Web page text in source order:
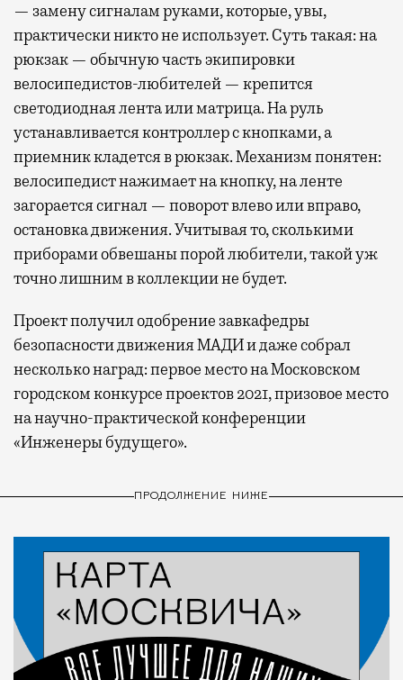
— замену сигналам руками, которые, увы,
практически никто не использует. Суть такая: на
рюкзак — обычную часть экипировки
велосипедистов-любителей — крепится
светодиодная лента или матрица. На руль
устанавливается контроллер с кнопками, а
приемник кладется в рюкзак. Механизм понятен:
велосипедист нажимает на кнопку, на ленте
загорается сигнал — поворот влево или вправо,
остановка движения. Учитывая то, сколькими
приборами обвешаны порой любители, такой уж
точно лишним в коллекции не будет.
Проект получил одобрение завкафедры
безопасности движения МАДИ и даже собрал
несколько наград: первое место на Московском
городском конкурсе проектов 2021, призовое место
на научно-практической конференции
«Инженеры будущего».
ПРОДОЛЖЕНИЕ НИЖЕ